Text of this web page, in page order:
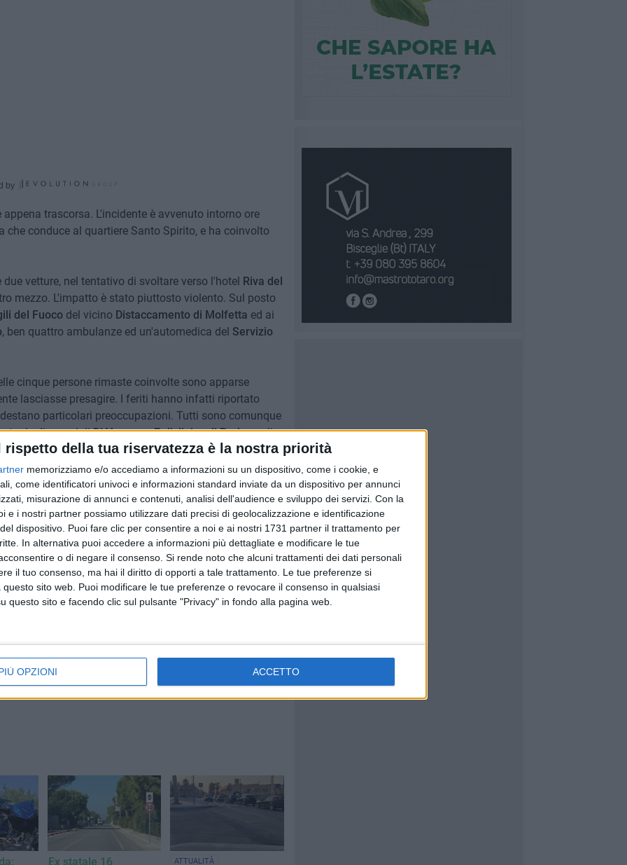
rispetto della tua riservatezza è la nostra priorità
memorizziamo e/o accediamo a informazioni su un dispositivo, come i cookie, e
come identificatori univoci e informazioni standard inviate da un dispositivo per annunci
misurazione di annunci e contenuti, analisi dell'audience e sviluppo dei servizi. Con la
e i nostri partner possiamo utilizzare dati precisi di geolocalizzazione e identificazione
dispositivo. Puoi fare clic per consentire a noi e ai nostri 1731 partner il trattamento per
In alternativa puoi accedere a informazioni più dettagliate e modificare le tue
o di negare il consenso. Si rende noto che alcuni trattamenti dei dati personali
il tuo consenso, ma hai il diritto di opporti a tale trattamento. Le tue preferenze si
sito web. Puoi modificare le tue preferenze o revocare il consenso in qualsiasi
questo sito e facendo clic sul pulsante "Privacy" in fondo alla pagina web.
OPZIONI ACCETTO
by
trascorsa. L'incidente è avvenuto intorno ore
conduce al quartiere Santo Spirito, e ha coinvolto
vetture, nel tentativo di svoltare verso l'hotel Riva del
mezzo. L'impatto è stato piuttosto violento. Sul posto
del Fuocodel vicino Distaccamento di Molfetta ed ai
, ben quattro ambulanze ed un'automedica del Servizio
cinque persone rimaste coinvolte sono apparse
lasciasse presagire. I feriti hanno infatti riportato
particolari preoccupazioni. Tutti sono comunque
degli ospedaliDi Venere e Policlinico di Bariper gli
notevoli rallentamenti alla viabilità, regolata dai
dei rilievi e della esatta ricostruzione della
16 ADRIATICA
5 AGOSTO 2026
Corteo Storico, l'omaggio della
Pro Loco di Giovinazzo a Teresa
Ex statale 16
ATTUALITÀ